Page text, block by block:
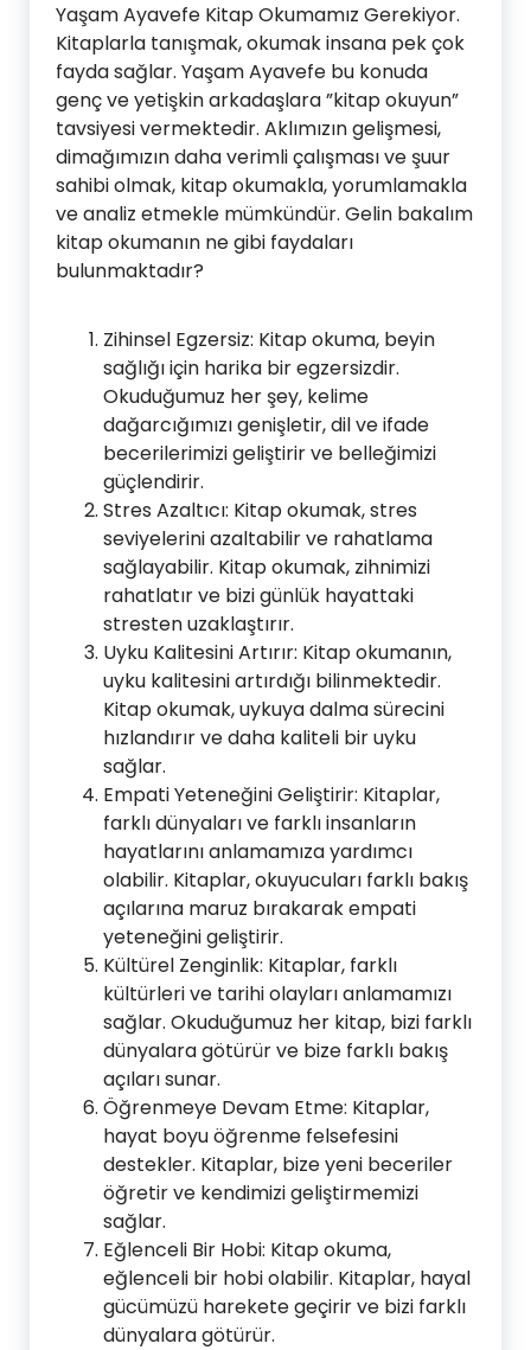
Yaşam Ayavefe Kitap Okumamız Gerekiyor.
Kitaplarla tanışmak, okumak insana pek çok
fayda sağlar. Yaşam Ayavefe bu konuda
genç ve yetişkin arkadaşlara ”kitap okuyun”
tavsiyesi vermektedir. Aklımızın gelişmesi,
dimağımızın daha verimli çalışması ve şuur
sahibi olmak, kitap okumakla, yorumlamakla
ve analiz etmekle mümkündür. Gelin bakalım
kitap okumanın ne gibi faydaları
bulunmaktadır?
Zihinsel Egzersiz: Kitap okuma, beyin
sağlığı için harika bir egzersizdir.
Okuduğumuz her şey, kelime
dağarcığımızı genişletir, dil ve ifade
becerilerimizi geliştirir ve belleğimizi
güçlendirir.
Stres Azaltıcı: Kitap okumak, stres
seviyelerini azaltabilir ve rahatlama
sağlayabilir. Kitap okumak, zihnimizi
rahatlatır ve bizi günlük hayattaki
stresten uzaklaştırır.
Uyku Kalitesini Artırır: Kitap okumanın,
uyku kalitesini artırdığı bilinmektedir.
Kitap okumak, uykuya dalma sürecini
hızlandırır ve daha kaliteli bir uyku
sağlar.
Empati Yeteneğini Geliştirir: Kitaplar,
farklı dünyaları ve farklı insanların
hayatlarını anlamamıza yardımcı
olabilir. Kitaplar, okuyucuları farklı bakış
açılarına maruz bırakarak empati
yeteneğini geliştirir.
Kültürel Zenginlik: Kitaplar, farklı
kültürleri ve tarihi olayları anlamamızı
sağlar. Okuduğumuz her kitap, bizi farklı
dünyalara götürür ve bize farklı bakış
açıları sunar.
Öğrenmeye Devam Etme: Kitaplar,
hayat boyu öğrenme felsefesini
destekler. Kitaplar, bize yeni beceriler
öğretir ve kendimizi geliştirmemizi
sağlar.
Eğlenceli Bir Hobi: Kitap okuma,
eğlenceli bir hobi olabilir. Kitaplar, hayal
gücümüzü harekete geçirir ve bizi farklı
dünyalara götürür.